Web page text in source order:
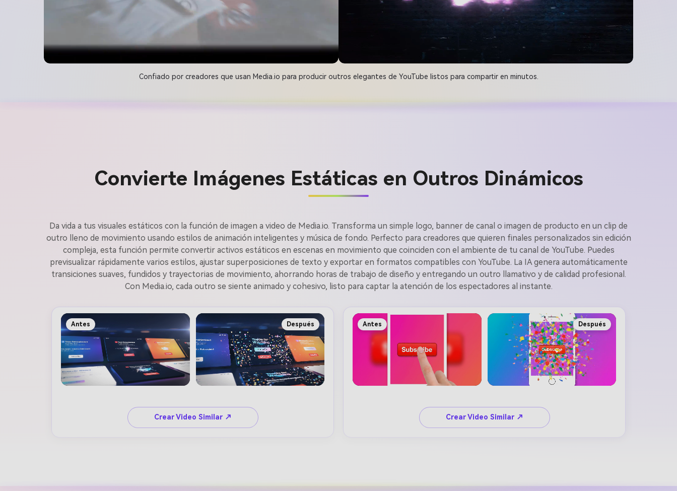
Confiado por creadores que usan Media.io para producir outros elegantes de YouTube listos para compartir en minutos.
Convierte Imágenes Estáticas en Outros Dinámicos
Da vida a tus visuales estáticos con la función de imagen a video de Media.io. Transforma un simple logo, banner de canal o imagen de producto en un clip de
outro lleno de movimiento usando estilos de animación inteligentes y música de fondo. Perfecto para creadores que quieren finales personalizados sin edición
compleja, esta función permite convertir activos estáticos en escenas en movimiento que coinciden con el ambiente de tu canal de YouTube. Puedes
previsualizar rápidamente varios estilos, ajustar superposiciones de texto y exportar en formatos compatibles con YouTube. La IA genera automáticamente
transiciones suaves, fundidos y trayectorias de movimiento, ahorrando horas de trabajo de diseño y entregando un outro llamativo y de calidad profesional.
Con Media.io, cada outro se siente animado y cohesivo, listo para captar la atención de los espectadores al instante.
Antes Después
Crear Video Similar ↗
Antes Después
Crear Video Similar ↗